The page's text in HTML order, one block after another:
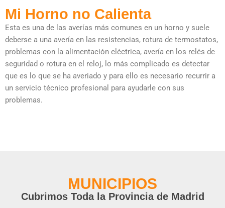
Mi Horno no Calienta
Esta es una de las averías más comunes en un horno y suele
deberse a una avería en las resistencias, rotura de termostatos,
problemas con la alimentación eléctrica, avería en los relés de
seguridad o rotura en el reloj, lo más complicado es detectar
que es lo que se ha averiado y para ello es necesario recurrir a
un servicio técnico profesional para ayudarle con sus
problemas.
MUNICIPIOS
Cubrimos Toda la Provincia de Madrid